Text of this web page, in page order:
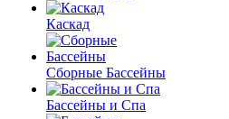
Каскад
Сборные Бассейны
Бассейны и Спа